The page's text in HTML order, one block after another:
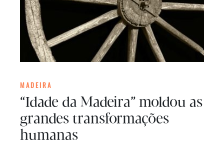
MADEIRA
“Idade da Madeira” moldou as
grandes transformações
humanas